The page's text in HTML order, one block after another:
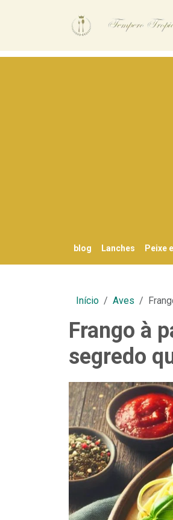
blog Lanches Peixe
Início Aves
Frango à
segredo